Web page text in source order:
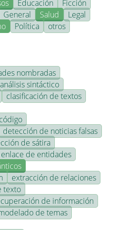
Educación
Ficción
General Salud
Legal
Política otros
nombradas
análisis sintáctico
clasificación de textos
detección de noticias falsas
de sátira
enlace de entidades
extracción de relaciones
texto
de información
de temas